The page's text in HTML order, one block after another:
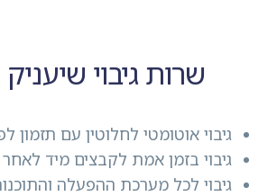
שרות גיבוי
גיבוי אוטומטי לחלוטין עם תזמון
גיבוי בזמן אמת לקבצים מיד
גיבוי לכל מערכת ההפעלה